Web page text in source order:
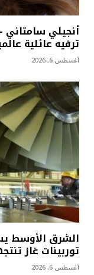
أنجيلي سامتاني
ترفيه عائلية
أغسطس 6, 2026
توربينات غاز
أغسطس 6, 2026